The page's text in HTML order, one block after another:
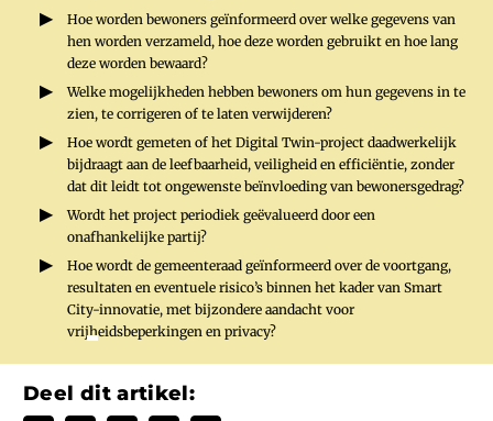
Hoe worden bewoners geïnformeerd over welke gegevens van
hen worden verzameld, hoe deze worden gebruikt en hoe lang
deze worden bewaard?
Welke mogelijkheden hebben bewoners om hun gegevens in te
zien, te corrigeren of te laten verwijderen?
Hoe wordt gemeten of het Digital Twin-project daadwerkelijk
bijdraagt aan de leefbaarheid, veiligheid en efficiëntie, zonder
dat dit leidt tot ongewenste beïnvloeding van bewonersgedrag?
Wordt het project periodiek geëvalueerd door een
onafhankelijke partij?
Hoe wordt de gemeenteraad geïnformeerd over de voortgang,
resultaten en eventuele risico’s binnen het kader van Smart
City-innovatie, met bijzondere aandacht voor
vrijheidsbeperkingen en privacy?
Deel dit artikel: